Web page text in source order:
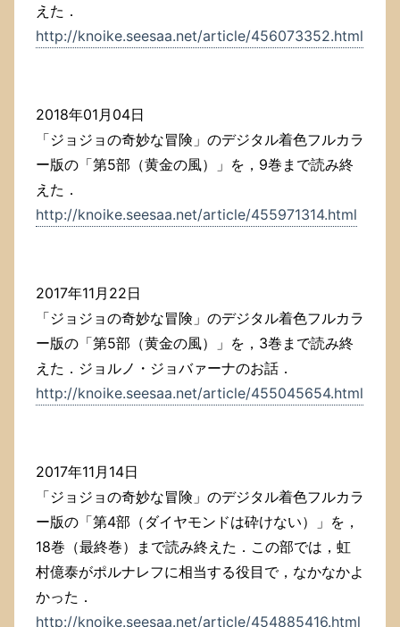
えた．
http://knoike.seesaa.net/article/456073352.html
2018年01月04日
「ジョジョの奇妙な冒険」のデジタル着色フルカラ
ー版の「第5部（黄金の風）」を，9巻まで読み終
えた．
http://knoike.seesaa.net/article/455971314.html
2017年11月22日
「ジョジョの奇妙な冒険」のデジタル着色フルカラ
ー版の「第5部（黄金の風）」を，3巻まで読み終
えた．ジョルノ・ジョバァーナのお話．
http://knoike.seesaa.net/article/455045654.html
2017年11月14日
「ジョジョの奇妙な冒険」のデジタル着色フルカラ
ー版の「第4部（ダイヤモンドは砕けない）」を，
18巻（最終巻）まで読み終えた．この部では，虹
村億泰がポルナレフに相当する役目で，なかなかよ
かった．
http://knoike.seesaa.net/article/454885416.html